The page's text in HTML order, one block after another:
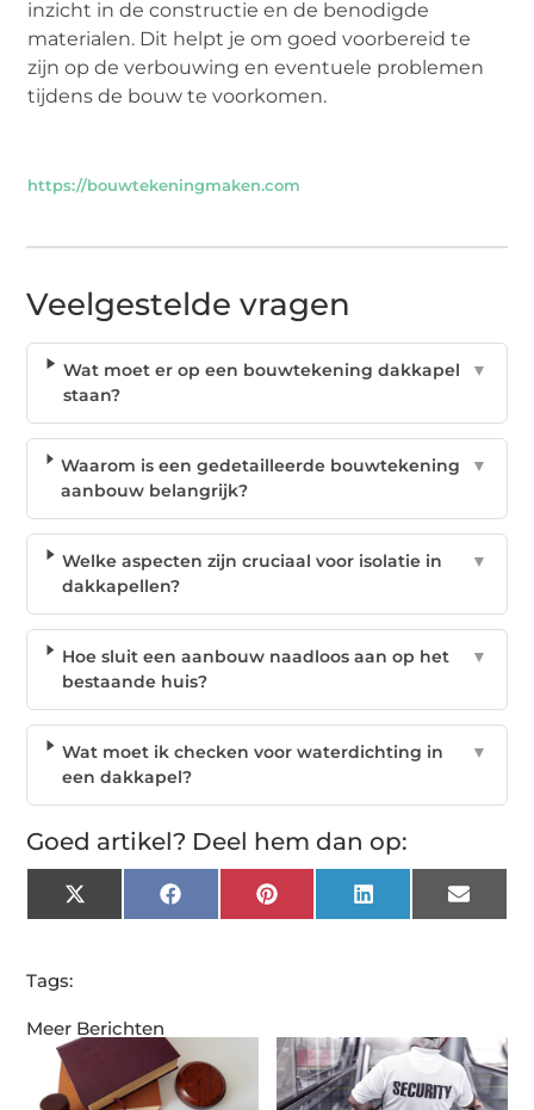
Meer Berichten
inzicht in de constructie en de benodigde
materialen. Dit helpt je om goed voorbereid te
zijn op de verbouwing en eventuele problemen
tijdens de bouw te voorkomen.
https://bouwtekeningmaken.com
Veelgestelde vragen
Wat moet er op een bouwtekening dakkapel
staan?
▼
Waarom is een gedetailleerde bouwtekening
aanbouw belangrijk?
▼
Welke aspecten zijn cruciaal voor isolatie in
dakkapellen?
▼
Hoe sluit een aanbouw naadloos aan op het
bestaande huis?
▼
Wat moet ik checken voor waterdichting in
een dakkapel?
▼
Goed artikel? Deel hem dan op:
X
(Twitter)
Facebook Pinterest LinkedIn Email
Tags: